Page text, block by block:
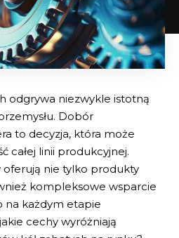
odgrywa niezwykle istotną
Dobór
to decyzja, która może
całej linii produkcyjnej.
oferują nie tylko produkty
kompleksowe wsparcie
na każdym etapie
cechy wyróżniają